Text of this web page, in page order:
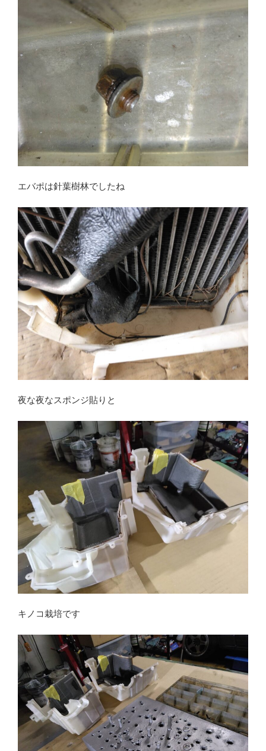
エバポは針葉樹林でしたね
夜な夜なスポンジ貼りと
キノコ栽培です